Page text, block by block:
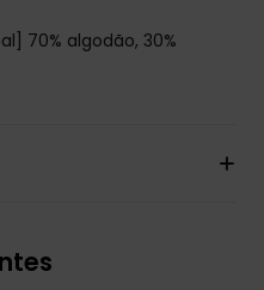
70% algodão, 30%